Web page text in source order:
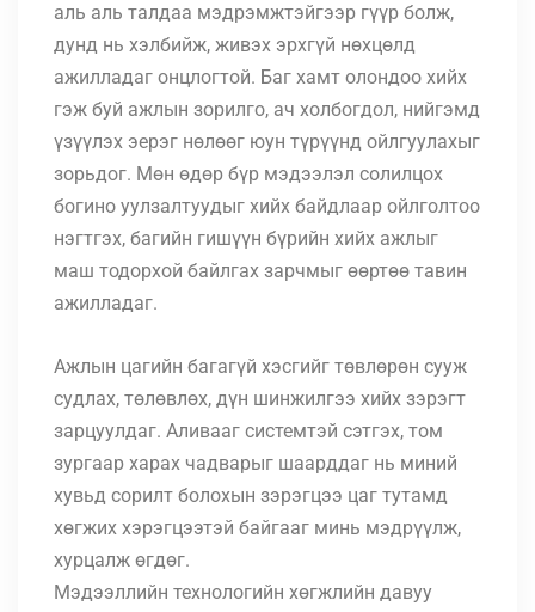
аль аль талдаа мэдрэмжтэйгээр гүүр болж,
дунд нь хэлбийж, живэх эрхгүй нөхцөлд
ажилладаг онцлогтой. Баг хамт олондоо хийх
гэж буй ажлын зорилго, ач холбогдол, нийгэмд
үзүүлэх эерэг нөлөөг юун түрүүнд ойлгуулахыг
зорьдог. Мөн өдөр бүр мэдээлэл солилцох
богино уулзалтуудыг хийх байдлаар ойлголтоо
нэгтгэх, багийн гишүүн бүрийн хийх ажлыг
маш тодорхой байлгах зарчмыг өөртөө тавин
ажилладаг.
Ажлын цагийн багагүй хэсгийг төвлөрөн сууж
судлах, төлөвлөх, дүн шинжилгээ хийх зэрэгт
зарцуулдаг. Аливааг системтэй сэтгэх, том
зургаар харах чадварыг шаарддаг нь миний
хувьд сорилт болохын зэрэгцээ цаг тутамд
хөгжих хэрэгцээтэй байгааг минь мэдрүүлж,
хурцалж өгдөг.
Мэдээллийн технологийн хөгжлийн давуу